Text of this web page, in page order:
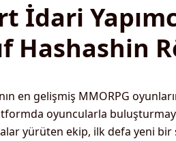
İdari
Hashashin
en gelişmiş MMORPG
oyuncularla
yürüten ekip, ilk defa yeni bir